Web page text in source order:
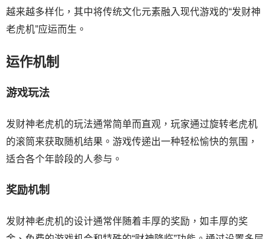
越来越多样化，其中将传统文化元素融入现代游戏的“发财神
老虎机”应运而生。
运作机制
游戏玩法
发财神老虎机的玩法通常简单而直观，玩家通过旋转老虎机
的滚筒来获取随机结果。游戏传递出一种轻松愉快的氛围，
适合各个年龄段的人参与。
奖励机制
发财神老虎机的设计通常伴随着丰厚的奖励，如丰厚的奖